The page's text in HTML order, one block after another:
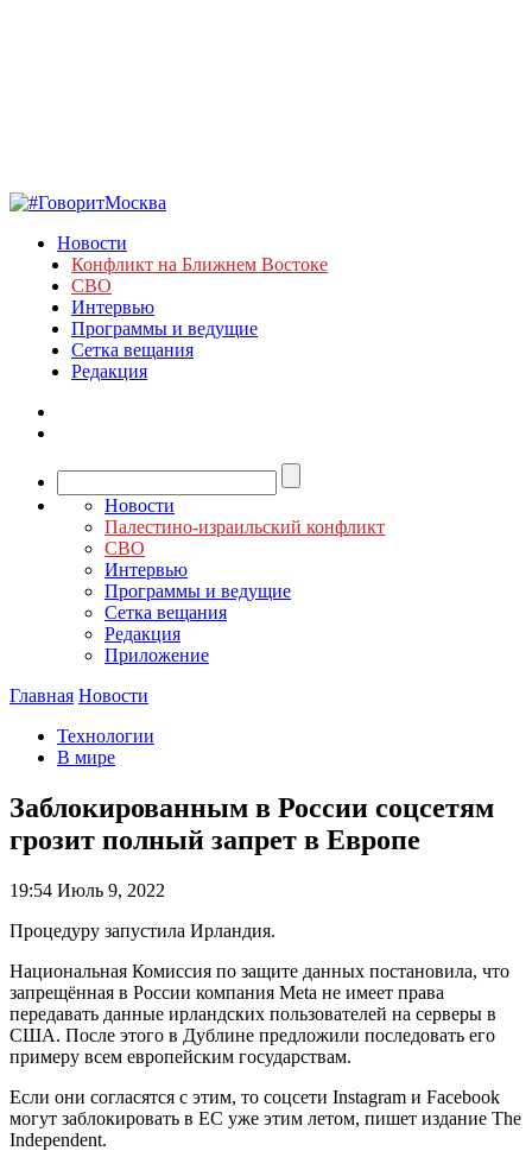
Новости
Конфликт на Ближнем Востоке
СВО
Интервью
Программы и ведущие
Сетка вещания
Редакция
Новости
Палестино-израильский конфликт
СВО
Интервью
Программы и ведущие
Сетка вещания
Редакция
Приложение
Главная Новости
Технологии
В мире
Заблокированным в России соцсетям
грозит полный запрет в Европе
19:54 Июль 9, 2022
Процедуру запустила Ирландия.
Национальная Комиссия по защите данных постановила, что
запрещённая в России компания Meta не имеет права
передавать данные ирландских пользователей на серверы в
США. После этого в Дублине предложили последовать его
примеру всем европейским государствам.
Если они согласятся с этим, то соцсети Instagram и Facebook
могут заблокировать в ЕС уже этим летом, пишет издание The
Independent.